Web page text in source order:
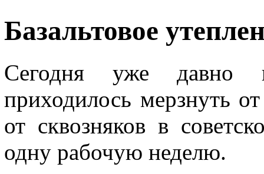
Базальтовое
Сегодня уже давно
приходилось мерзнуть
от сквозняков в
одну рабочую неделю.